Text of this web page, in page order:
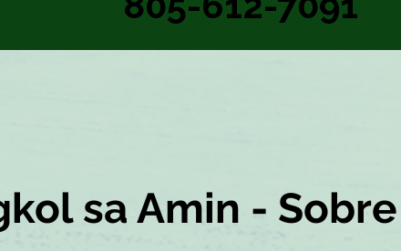
sa Amin -